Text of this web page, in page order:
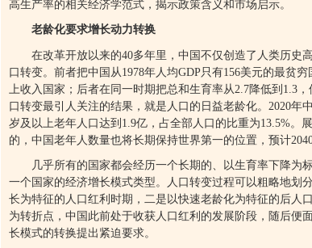
高生产率的相关经济学范式，揭示政策含义和市场启示。
老龄化要求增长动力转换
在改革开放以来的40多年里，中国不仅创造了人类历史
口转变。前者把中国从 1978年人均GDP只有156美元的最贫穷
上收入国家；后者在同一时期把总和生育率从 2.7降低到 1.3
口转变最引人关注的结果，就是人口的日益老龄化。 2020年
岁及以上老年人口达到 1.9亿，占全部人口的比重为13.5%。
的，中国老年人数量也将长期保持世界第一的位置，预计
几乎所有的国家都会经历一个长期的、以生育率下降为
一个国家的经济增长模式类型。人口转变过程可以粗略地划
长为特征的人口红利时期，二是以快速老龄化为特征的后人
为转折点，中国此前处于收获人口红利的发展阶段，随后便
长模式的转换提出紧迫要求。